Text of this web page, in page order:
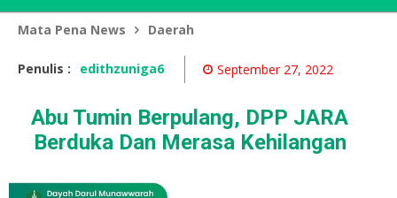
Mata Pena News Daerah
Penulis : edithzuniga6 September 27, 2022
Abu Tumin Berpulang, DPP JARA
Berduka Dan Merasa Kehilangan